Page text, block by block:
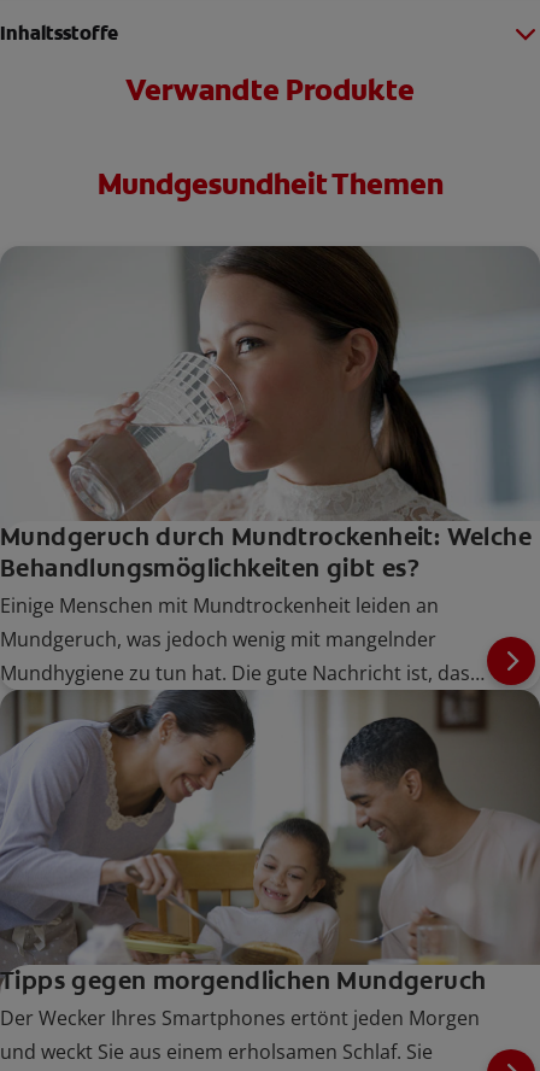
Inhaltsstoffe
Verwandte Produkte
Mundgesundheit Themen
Mundgeruch durch Mundtrockenheit: Welche
Behandlungsmöglichkeiten gibt es?
Einige Menschen mit Mundtrockenheit leiden an
Mundgeruch, was jedoch wenig mit mangelnder
Mundhygiene zu tun hat. Die gute Nachricht ist, dass
Sie Maßnahmen ergreifen können, um das Problem
zu erkennen, zu behandeln und zu verhindern, dass
es erneut auftritt.
Tipps gegen morgendlichen Mundgeruch
Der Wecker Ihres Smartphones ertönt jeden Morgen
und weckt Sie aus einem erholsamen Schlaf. Sie